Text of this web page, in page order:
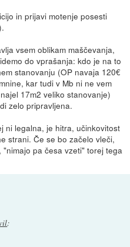
in prijavi motenje posesti
vsem oblikam maščevanja,
do vprašanja: kdo je na to
stanovanju (OP navaja 120€
kar tudi v Mb ni ne vem
17m2 veliko stanovanje)
zelo pripravljena.
ni legalna, je hitra, učinkovitost
strani. Če se bo začelo vleči,
pa česa vzeti" torej tega
: